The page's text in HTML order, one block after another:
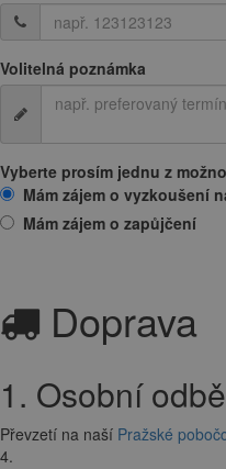
Volitelná poznámka
Vyberte prosím jednu z
Mám zájem o vyzkoušení
Mám zájem o zapůjčení
Doprava
1. Osobní
Převzetí na naší Pražské
4.